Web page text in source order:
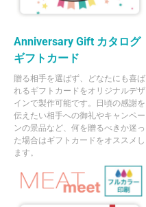
Anniversary Gift カタログ
ギフトカード
贈る相手を選ばず、どなたにも喜ば
れるギフトカードをオリジナルデザ
インで製作可能です。日頃の感謝を
伝えたい相手への御礼やキャンペー
ンの景品など、何を贈るべきか迷っ
た場合はギフトカードをオススメし
ます。